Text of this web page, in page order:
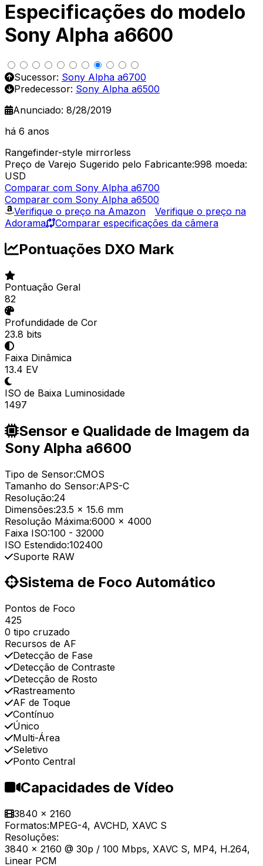
Especificações do modelo
Sony Alpha a6600
Sucessor: Sony Alpha a6700
Predecessor: Sony Alpha a6500
Anunciado: 8/28/2019
há 6 anos
Rangefinder-style mirrorless
Preço de Varejo Sugerido pelo Fabricante:998 moeda:
USD
Comparar com Sony Alpha a6700
Comparar com Sony Alpha a6500
Verifique o preço na Amazon
Verifique o preço na
Adorama
Comparar especificações da câmera
Pontuações DXO Mark
Pontuação Geral
82
Profundidade de Cor
23.8 bits
Faixa Dinâmica
13.4 EV
ISO de Baixa Luminosidade
1497
Sensor e Qualidade de Imagem da
Sony Alpha a6600
Tipo de Sensor:CMOS
Tamanho do Sensor:APS-C
Resolução:24
Dimensões:23.5 x 15.6 mm
Resolução Máxima:6000 x 4000
Faixa ISO:100 - 32000
ISO Estendido:102400
Suporte RAW
Sistema de Foco Automático
Pontos de Foco
425
0 tipo cruzado
Recursos de AF
Detecção de Fase
Detecção de Contraste
Detecção de Rosto
Rastreamento
AF de Toque
Contínuo
Único
Multi-Área
Seletivo
Ponto Central
Capacidades de Vídeo
3840 x 2160
Formatos:MPEG-4, AVCHD, XAVC S
Resoluções:
3840 x 2160 @ 30p / 100 Mbps, XAVC S, MP4, H.264,
Linear PCM